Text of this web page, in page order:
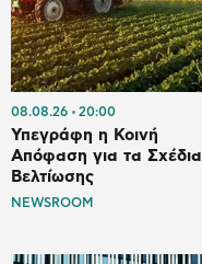
08.08.26 20:00
Υπεγράφη η Κοινή
Απόφαση για τα Σχέδια
Βελτίωσης
NEWSROOM